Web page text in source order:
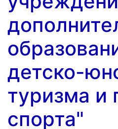
детско-
туризма и
спорта"